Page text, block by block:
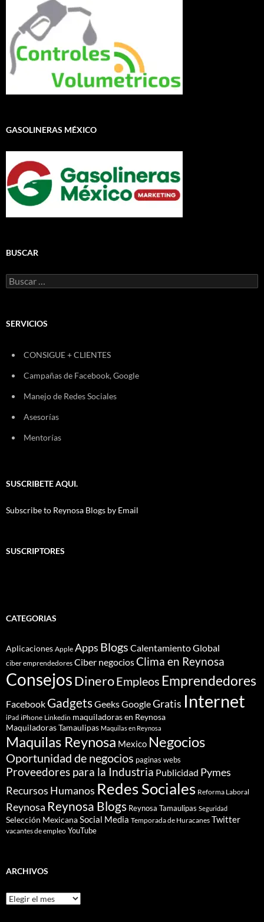
GASOLINERAS MÉXICO
BUSCAR
Buscar:
SERVICIOS
CONSIGUE + CLIENTES
Campañas de Facebook, Google
Manejo de Redes Sociales
Asesorías
Mentorías
SUSCRIBETE AQUI.
Subscribe to Reynosa Blogs by Email
SUSCRIPTORES
CATEGORIAS
Aplicaciones Apple Apps Blogs Calentamiento Global
ciber emprendedores Ciber negociosClima en Reynosa
ConsejosDineroEmpleos Emprendedores
Facebook GadgetsGeeksGoogleGratis Internet
iPad iPhone Linkedin maquiladoras en Reynosa
Maquiladoras Tamaulipas Maquilas en Reynosa
Maquilas Reynosa Mexico Negocios
Oportunidad de negocios paginas webs
Proveedores para la Industria Publicidad Pymes
Recursos Humanos Redes Sociales Reforma Laboral
Reynosa Reynosa Blogs Reynosa Tamaulipas Seguridad
Selección MexicanaSocial Media Temporada de Huracanes Twitter
vacantes de empleo YouTube
ARCHIVOS
Archivos